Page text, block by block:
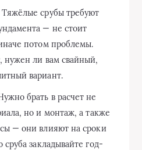
срубы требуют
— не стоит
потом проблемы.
нужен ли вам свайный,
вариант.
брать в расчет не
но и монтаж, а также
— они влияют на сроки
сруба закладывайте год-